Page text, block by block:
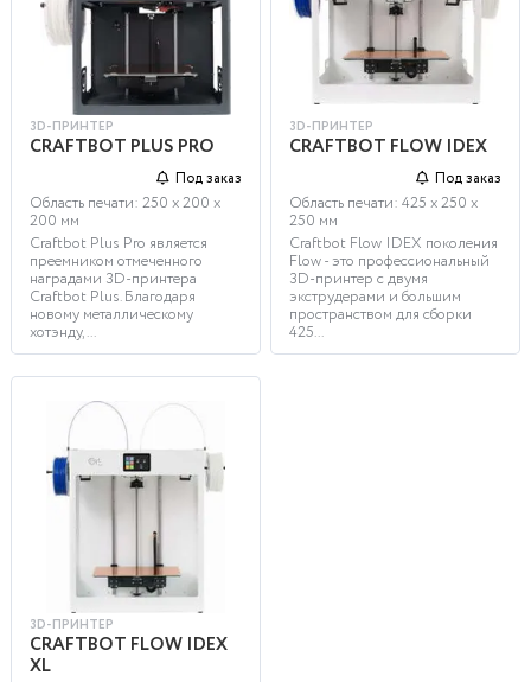
3D-ПРИНТЕР
CRAFTBOT PLUS PRO
Под заказ
Область печати: 250 х 200 х
200 мм
Craftbot Plus Pro является
преемником отмеченного
наградами 3D-принтера
Craftbot Plus. Благодаря
новому металлическому
хотэнду,...
3D-ПРИНТЕР
CRAFTBOT FLOW IDEX
Под заказ
Область печати: 425 х 250 х
250 мм
Craftbot Flow IDEX поколения
Flow - это профессиональный
3D-принтер с двумя
экструдерами и большим
пространством для сборки
425...
3D-ПРИНТЕР
CRAFTBOT FLOW IDEX
XL